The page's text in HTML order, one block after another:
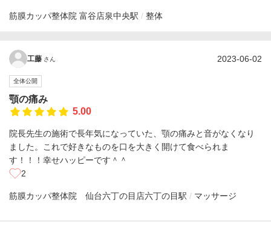
筋膜カッパ整体院 富谷店泉中央駅 整体
工藤 さん 2023-06-02
全体公開
顎の痛み
5.00
院長先生の施術で長年気になっていた、顎の痛みと音がなくなり
ました。これで好きなものを口を大きく開けて食べられま
す！！！幸せハッピーです＾＾
2
筋膜カッパ整体院 仙台六丁の目店六丁の目駅 マッサージ